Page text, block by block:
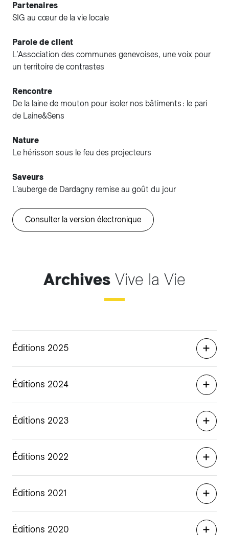
Partenaires
SIG au cœur de la vie locale
Parole de client
L’Association des communes genevoises, une voix pour
un territoire de contrastes
Rencontre
De la laine de mouton pour isoler nos bâtiments : le pari
de Laine&Sens
Nature
Le hérisson sous le feu des projecteurs
Saveurs
L’auberge de Dardagny remise au goût du jour
Consulter la version électronique
Archives Vive la Vie
Éditions 2025
Éditions 2024
Éditions 2023
Éditions 2022
Éditions 2021
Éditions 2020